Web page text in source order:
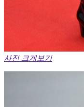
사진 크게보기